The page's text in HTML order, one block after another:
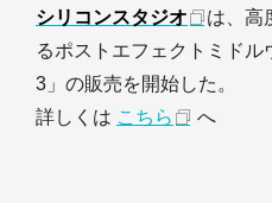
シリコンスタジオ
は、高
るポストエフェクトミド
3」の販売を開始した。
詳しくは こちら へ